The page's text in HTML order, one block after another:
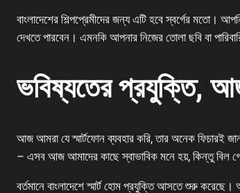
বাংলাদেশের শিল্পপ্রেমীদের জন্য এটি হবে স্বর্গের মতো।
দেখতে পারবেন। এমনকি আপনার নিজের তোলা ছবি বা
ভবিষ্যতের প্রযুক্তি,
আজ আমরা যে স্মার্টফোন ব্যবহার করি, তার অনেক ফিচারই
– এসব আজ আমাদের কাছে স্বাভাবিক মনে হয়, কিন্তু বিল
বর্তমানে বাংলাদেশে স্মার্ট হোম প্রযুক্তি আসতে শুরু